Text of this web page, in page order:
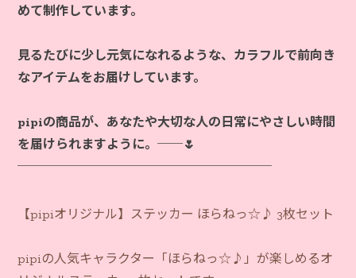
めて制作しています。
見るたびに少し元気になれるような、カラフルで前向き
なアイテムをお届けしています。
pipiの商品が、あなたや大切な人の日常にやさしい時間
を届けられますように。──🌷
【pipiオリジナル】ステッカー ほらねっ☆♪ 3枚セット
pipiの人気キャラクター「ほらねっ☆♪」が楽しめるオ